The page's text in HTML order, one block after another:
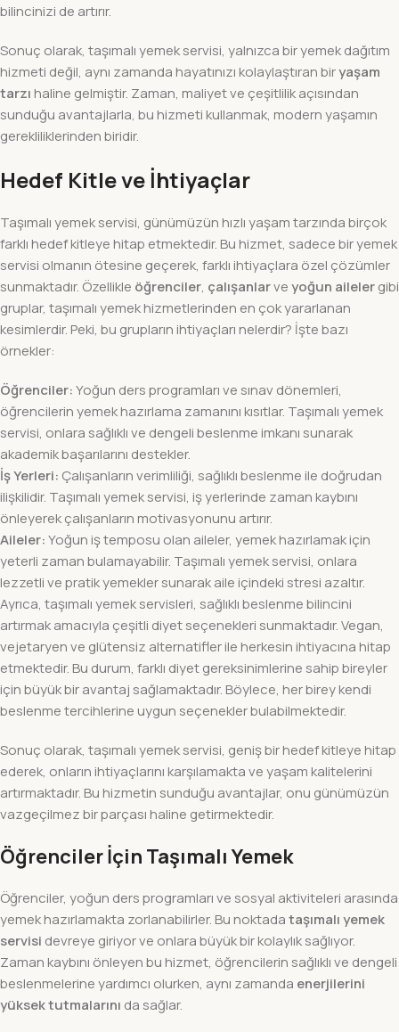
bilincinizi de artırır.
Sonuç olarak, taşımalı yemek servisi, yalnızca bir yemek dağıtım
hizmeti değil, aynı zamanda hayatınızı kolaylaştıran biryaşam
tarzı haline gelmiştir. Zaman, maliyet ve çeşitlilik açısından
sunduğu avantajlarla, bu hizmeti kullanmak, modern yaşamın
gerekliliklerinden biridir.
Hedef Kitle ve İhtiyaçlar
Taşımalı yemek servisi, günümüzün hızlı yaşam tarzında birçok
farklı hedef kitleye hitap etmektedir. Bu hizmet, sadece bir yemek
servisi olmanın ötesine geçerek, farklı ihtiyaçlara özel çözümler
sunmaktadır. Özellikle öğrenciler, çalışanlarveyoğun ailelergibi
gruplar, taşımalı yemek hizmetlerinden en çok yararlanan
kesimlerdir. Peki, bu grupların ihtiyaçları nelerdir? İşte bazı
örnekler:
Öğrenciler:Yoğun ders programları ve sınav dönemleri,
öğrencilerin yemek hazırlama zamanını kısıtlar. Taşımalı yemek
servisi, onlara sağlıklı ve dengeli beslenme imkanı sunarak
akademik başarılarını destekler.
İş Yerleri: Çalışanların verimliliği, sağlıklı beslenme ile doğrudan
ilişkilidir. Taşımalı yemek servisi, iş yerlerinde zaman kaybını
önleyerek çalışanların motivasyonunu artırır.
Aileler:Yoğun iş temposu olan aileler, yemek hazırlamak için
yeterli zaman bulamayabilir. Taşımalı yemek servisi, onlara
lezzetli ve pratik yemekler sunarak aile içindeki stresi azaltır.
Ayrıca, taşımalı yemek servisleri, sağlıklı beslenme bilincini
artırmak amacıyla çeşitli diyet seçenekleri sunmaktadır. Vegan,
vejetaryen ve glütensiz alternatifler ile herkesin ihtiyacına hitap
etmektedir. Bu durum, farklı diyet gereksinimlerine sahip bireyler
için büyük bir avantaj sağlamaktadır. Böylece, her birey kendi
beslenme tercihlerine uygun seçenekler bulabilmektedir.
Sonuç olarak, taşımalı yemek servisi, geniş bir hedef kitleye hitap
ederek, onların ihtiyaçlarını karşılamakta ve yaşam kalitelerini
artırmaktadır. Bu hizmetin sunduğu avantajlar, onu günümüzün
vazgeçilmez bir parçası haline getirmektedir.
Öğrenciler İçin Taşımalı Yemek
Öğrenciler, yoğun ders programları ve sosyal aktiviteleri arasında
yemek hazırlamakta zorlanabilirler. Bu noktadataşımalı yemek
servisi devreye giriyor ve onlara büyük bir kolaylık sağlıyor.
Zaman kaybını önleyen bu hizmet, öğrencilerin sağlıklı ve dengeli
beslenmelerine yardımcı olurken, aynı zamanda enerjilerini
yüksek tutmalarını da sağlar.